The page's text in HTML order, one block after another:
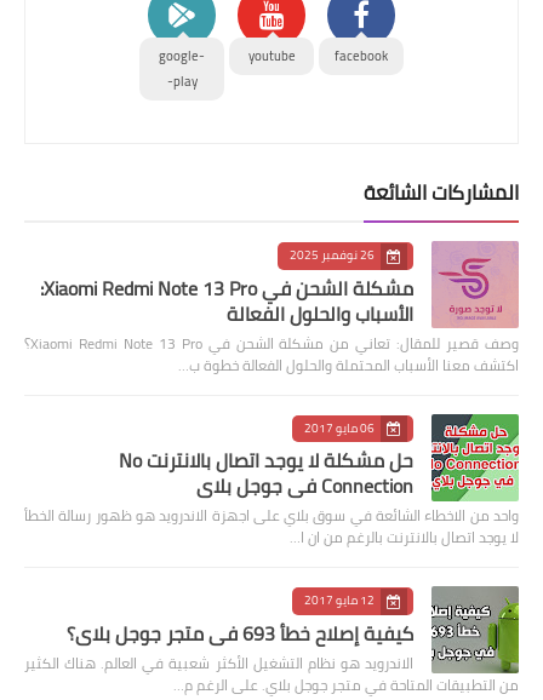
facebook
youtube
google-
play-
المشاركات الشائعة
26 نوفمبر 2025
مشكلة الشحن في Xiaomi Redmi Note 13 Pro:
الأسباب والحلول الفعالة
وصف قصير للمقال: تعاني من مشكلة الشحن في Xiaomi Redmi Note 13 Pro؟
اكتشف معنا الأسباب المحتملة والحلول الفعالة خطوة ب…
06 مايو 2017
حل مشكلة لا يوجد اتصال بالانترنت No
Connection في جوجل بلاي
واحد من الاخطاء الشائعة في سوق بلاي على اجهزة الاندرويد هو ظهور رسالة الخطأ
لا يوجد اتصال بالانترنت بالرغم من ان ا…
12 مايو 2017
كيفية إصلاح خطأ 693 في متجر جوجل بلاي؟
الاندرويد هو نظام التشغيل الأكثر شعبية في العالم. هناك الكثير
من التطبيقات المتاحة في متجر جوجل بلاي. على الرغم م…